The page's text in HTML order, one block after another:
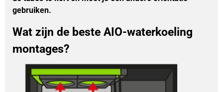
gebruiken.
Wat zijn de beste AIO-waterkoeling
montages?